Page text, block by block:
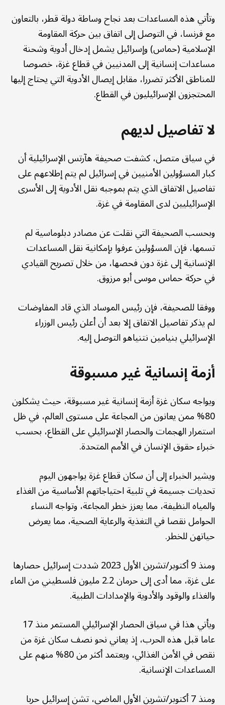
وتأتي هذه المساعدات بعد نجاح وساطة دولة قطر، بالتعاون
مع فرنسا، في التوصل إلى اتفاق بين حركة المقاومة
الإسلامية (حماس) وإسرائيل يشمل إدخال أدوية وشحنة
مساعدات إنسانية إلى المدنيين في قطاع غزة، خصوصا
للمناطق الأكثر تضررا، مقابل إيصال الأدوية التي يحتاج إليها
المحتجزون الإسرائيليون في القطاع.
لا تفاصيل لديهم
في سياق متصل، كشفت صحيفة هآرتس الإسرائيلية أن
كبار المسؤولين الأمنيين في إسرائيل لم يتم إطلاعهم على
تفاصيل الاتفاق الذي يتم بموجبه نقل الأدوية إلى الأسرى
الإسرائيليين لدى المقاومة في غزة.
وبحسب الصحيفة التي نقلت عن مصادر دبلوماسية لم
تسمها، فإن المسؤولين عرفوا بإمكانية نقل المساعدات
الإنسانية إلى غزة دون فحصها، من خلال تصريح القيادي
في حركة حماس موسى أبو مرزوق.
ووفقا للصحيفة، فإن رئيس الموساد الذي قاد المفاوضات
لم يذكر تفاصيل الاتفاق إلا بعد أن أعلن رئيس الوزراء
الإسرائيلي بنيامين نتنياهو التوصل إليه.
أزمة إنسانية غير مسبوقة
ويواجه سكان غزة أزمة إنسانية غير مسبوقة، حيث يشكلون
80% ممن يعانون من المجاعة على مستوى العالم، في ظل
استمرار الهجمات والحصار الإسرائيلي على القطاع، بحسب
خبراء حقوق الإنسان في الأمم المتحدة.
ويشير الخبراء إلى أن سكان قطاع غزة يواجهون اليوم
تحديات جسيمة في تلبية احتياجاتهم الأساسية من الغذاء
والمياه النظيفة، مما يعزز خطر المجاعة، وتواجه النساء
الحوامل نقصا في التغذية والرعاية الصحية، مما يعرض
حياتهن للخطر.
ومنذ 9 أكتوبر/تشرين الأول 2023 شددت إسرائيل حصارها
على غزة، مما أدى إلى حرمان 2.2 مليون فلسطيني من الماء
والغذاء والوقود والأدوية والإمدادات الطبية.
ويأتي هذا في سياق الحصار الإسرائيلي المستمر منذ 17
عاما قبل هذه الحرب، إذ يعاني نحو نصف سكان غزة من
نقص في الأمن الغذائي، ويعتمد أكثر من 80% منهم على
المساعدات الإنسانية.
ومنذ 7 أكتوبر/تشرين الأول الماضي، تشن إسرائيل حربا